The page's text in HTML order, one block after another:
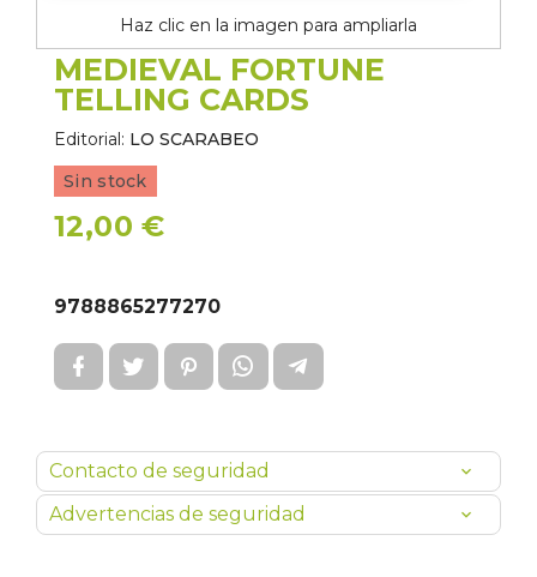
Haz clic en la imagen para ampliarla
MEDIEVAL FORTUNE
TELLING CARDS
Editorial: LO SCARABEO
Sin stock
12,00 €
9788865277270
Contacto de seguridad
Advertencias de seguridad